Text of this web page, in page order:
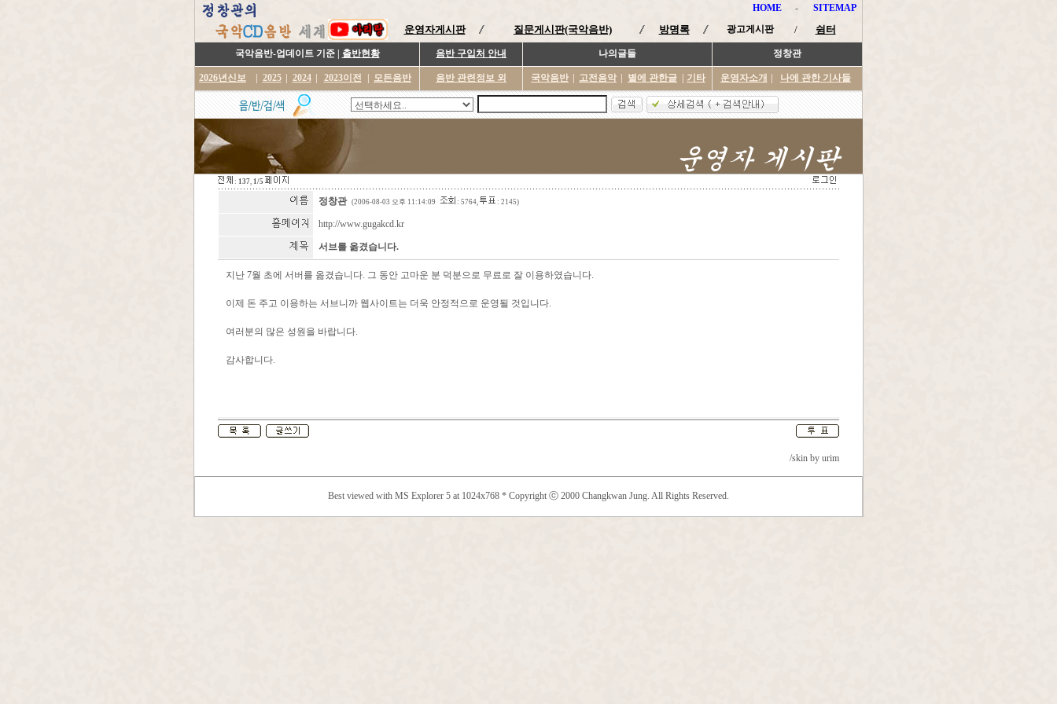
HOME - SITEMAP
운영자게시판 질문게시판(국악음반) 방명록 광고게시판 / 쉼터
국악음반-업데이트 기준 | 출반현황 음반 구입처 안내 나의글들 정창관
2026년신보 2025 2024 2023이전 모든음반 음반 관련정보 외 국악음반 고전음악 별에 관한글 기타 운영자소개 나에 관한 기사들
: 137, 1/5
정창관 (2006-08-03 오후 11:14:09 : 5764, : 2145)
http://www.gugakcd.kr
서브를 옮겼습니다.
지난 7월 초에 서버를 옮겼습니다. 그 동안 고마운 분 덕분으로 무료로 잘 이용하였습니다.
이제 돈 주고 이용하는 서브니까 웹사이트는 더욱 안정적으로 운영될 것입니다.
여러분의 많은 성원을 바랍니다.
감사합니다.
/skin by urim
Best viewed with MS Explorer 5 at 1024x768 * Copyright ⓒ 2000 Changkwan Jung. All Rights Reserved.